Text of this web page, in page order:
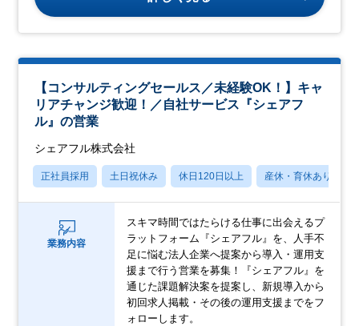
【コンサルティングセールス／未経験OK！】キャ
リアチャンジ歓迎！／自社サービス『シェアフ
ル』の営業
シェアフル株式会社
正社員採用 土日祝休み 休日120日以上 産休・育休あり
業務内容
スキマ時間ではたらける仕事に出会えるプ
ラットフォーム『シェアフル』を、人手不
足に悩む法人企業へ提案から導入・運用支
援まで行う営業を募集！『シェアフル』を
通じた課題解決案を提案し、新規導入から
初回求人掲載・その後の運用支援までをフ
ォローします。